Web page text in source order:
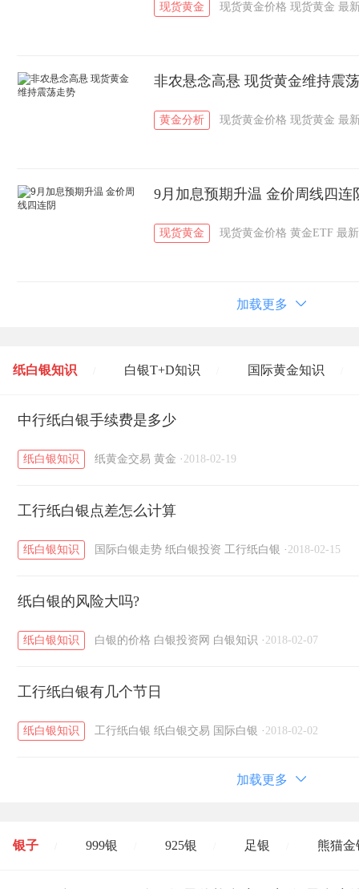
现货黄金 现货黄金价格 现货黄金 最
非农悬念高悬 现货黄金维持震
黄金分析 现货黄金价格 现货黄金 最
9月加息预期升温 金价周线四连
现货黄金 现货黄金价格 黄金ETF 最
加载更多
纸白银知识 白银T+D知识 国际黄金知识
黄金T+D知识 / 粤贵银知识
中行纸白银手续费是多少
纸白银知识 纸黄金交易 黄金 · 2018-02-19
工行纸白银点差怎么计算
纸白银知识 国际白银走势 纸白银投资 工行纸白银 · 2018-02-15
纸白银的风险大吗?
纸白银知识 白银的价格 白银投资网 白银知识 · 2018-02-07
工行纸白银有几个节日
纸白银知识 工行纸白银 纸白银交易 国际白银 · 2018-02-02
加载更多
银子 999银 925银 足银 熊猫金